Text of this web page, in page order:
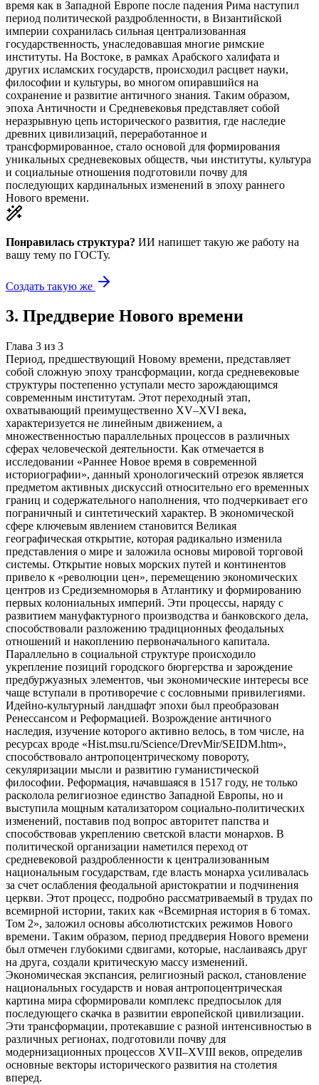
время как в Западной Европе после падения Рима наступил
период политической раздробленности, в Византийской
империи сохранилась сильная централизованная
государственность, унаследовавшая многие римские
институты. На Востоке, в рамках Арабского халифата и
других исламских государств, происходил расцвет науки,
философии и культуры, во многом опиравшийся на
сохранение и развитие античного знания. Таким образом,
эпоха Античности и Средневековья представляет собой
неразрывную цепь исторического развития, где наследие
древних цивилизаций, переработанное и
трансформированное, стало основой для формирования
уникальных средневековых обществ, чьи институты, культура
и социальные отношения подготовили почву для
последующих кардинальных изменений в эпоху раннего
Нового времени.
Понравилась структура? ИИ напишет такую же работу на
вашу тему по ГОСТу.
Создать такую же
3. Преддверие Нового времени
Глава 3 из 3
Период, предшествующий Новому времени, представляет
собой сложную эпоху трансформации, когда средневековые
структуры постепенно уступали место зарождающимся
современным институтам. Этот переходный этап,
охватывающий преимущественно XV–XVI века,
характеризуется не линейным движением, а
множественностью параллельных процессов в различных
сферах человеческой деятельности. Как отмечается в
исследовании «Раннее Новое время в современной
историографии», данный хронологический отрезок является
предметом активных дискуссий относительно его временных
границ и содержательного наполнения, что подчеркивает его
пограничный и синтетический характер. В экономической
сфере ключевым явлением становится Великая
географическая открытие, которая радикально изменила
представления о мире и заложила основы мировой торговой
системы. Открытие новых морских путей и континентов
привело к «революции цен», перемещению экономических
центров из Средиземноморья в Атлантику и формированию
первых колониальных империй. Эти процессы, наряду с
развитием мануфактурного производства и банковского дела,
способствовали разложению традиционных феодальных
отношений и накоплению первоначального капитала.
Параллельно в социальной структуре происходило
укрепление позиций городского бюргерства и зарождение
предбуржуазных элементов, чьи экономические интересы все
чаще вступали в противоречие с сословными привилегиями.
Идейно-культурный ландшафт эпохи был преобразован
Ренессансом и Реформацией. Возрождение античного
наследия, изучение которого активно велось, в том числе, на
ресурсах вроде «Hist.msu.ru/Science/DrevMir/SEIDM.htm»,
способствовало антропоцентрическому повороту,
секуляризации мысли и развитию гуманистической
философии. Реформация, начавшаяся в 1517 году, не только
расколола религиозное единство Западной Европы, но и
выступила мощным катализатором социально-политических
изменений, поставив под вопрос авторитет папства и
способствовав укреплению светской власти монархов. В
политической организации наметился переход от
средневековой раздробленности к централизованным
национальным государствам, где власть монарха усиливалась
за счет ослабления феодальной аристократии и подчинения
церкви. Этот процесс, подробно рассматриваемый в трудах по
всемирной истории, таких как «Всемирная история в 6 томах.
Том 2», заложил основы абсолютистских режимов Нового
времени. Таким образом, период преддверия Нового времени
был отмечен глубокими сдвигами, которые, наслаиваясь друг
на друга, создали критическую массу изменений.
Экономическая экспансия, религиозный раскол, становление
национальных государств и новая антропоцентрическая
картина мира сформировали комплекс предпосылок для
последующего скачка в развитии европейской цивилизации.
Эти трансформации, протекавшие с разной интенсивностью в
различных регионах, подготовили почву для
модернизационных процессов XVII–XVIII веков, определив
основные векторы исторического развития на столетия
вперед.